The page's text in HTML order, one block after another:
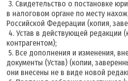
3. Свидетельство о постановке
в налоговом органе по месту
Российской Федерации (копия,
4. Устав в действующей редакции
контрагентом);
5. Все дополнения и изменения,
документы (Устав) (копии,
они внесены не в виде новой